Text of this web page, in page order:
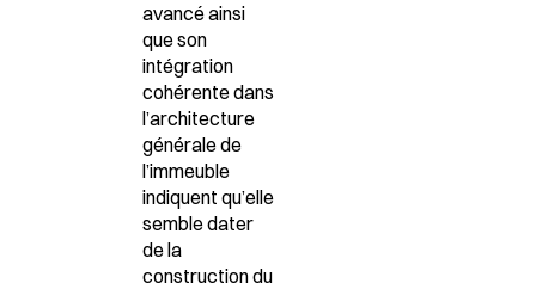
avancé ainsi
que son
intégration
cohérente dans
l’architecture
générale de
l’immeuble
indiquent qu’elle
semble dater
de la
construction du